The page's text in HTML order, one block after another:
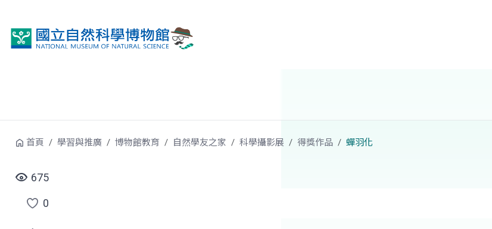
首頁 學習與推廣 博物館教育 自然學友之家 科學攝影展 得獎作品 蟬羽化
675
點
0